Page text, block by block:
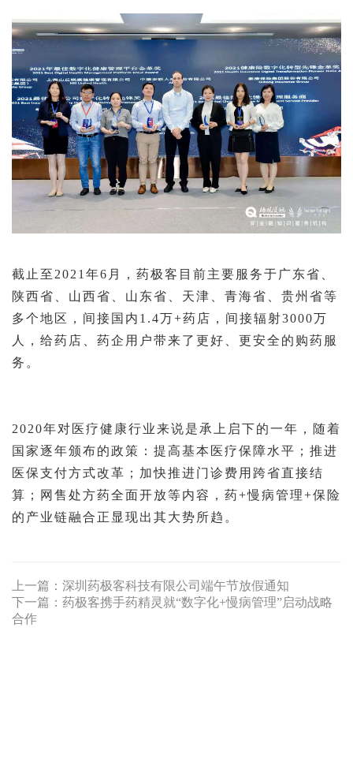
截止至 2021 年6 月，药极客目前主要服务于广东省、
陕西省、山西省、山东省、天津、青海省、贵州省等
多个地区，间接国内 1.4万+药店，间接辐射3000万
人
， 给药店、药企用户带来了 更好
更安全的购药服
务 。
2020年对医疗健康行业来说是承上启下的一年，随着
国家逐年颁布的政策：提高基本医疗保障水平；推进
医保支付方式改革；加快推进门诊费用跨省直接结
算；网售处方药全面开放等内容， 药+慢病管理+保险
的产业链融合正显现出其大势所趋 。
上一篇： 深圳药极客科技有限公司端午节放假通知
下一篇： 药极客携手药精灵就“数字化+慢病管理”启动战略
合作